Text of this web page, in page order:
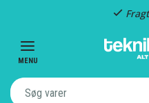
MENU